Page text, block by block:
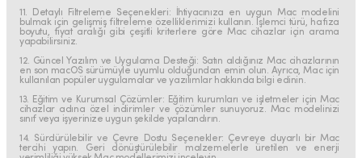
11. Detaylı Filtreleme Seçenekleri: İhtiyacınıza en uygun Mac modelini
bulmak için gelişmiş filtreleme özelliklerimizi kullanın. İşlemci türü, hafıza
boyutu, fiyat aralığı gibi çeşitli kriterlere göre Mac cihazlar için arama
yapabilirsiniz.
12. Güncel Yazılım ve Uygulama Desteği: Satın aldığınız Mac cihazlarının
en son macOS sürümüyle uyumlu olduğundan emin olun. Ayrıca, Mac için
kullanılan popüler uygulamalar ve yazılımlar hakkında bilgi edinin.
13. Eğitim ve Kurumsal Çözümler: Eğitim kurumları ve işletmeler için Mac
cihazlar adına özel indirimler ve çözümler sunuyoruz. Mac modelinizi
sınıf veya işyerinize uygun şekilde yapılandırın.
14. Sürdürülebilir ve Çevre Dostu Seçenekler: Çevreye duyarlı bir Mac
tercihi yapın. Geri dönüştürülebilir malzemelerle üretilen ve enerji